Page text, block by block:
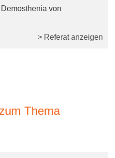
von
> Referat anzeigen
Thema